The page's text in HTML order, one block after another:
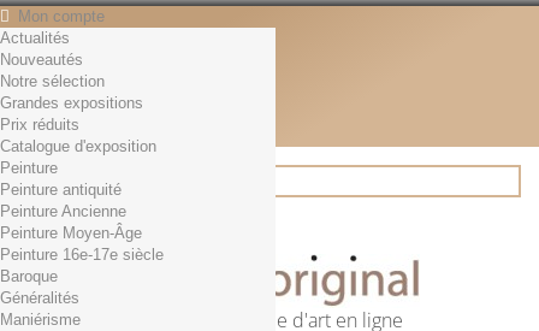
Mon compte
Contact
Français
English
Français
Actualités
Rechercher
Première librairie d'art en ligne
Actualités
Nouveautés
Notre sélection
Grandes expositions
Prix réduits
Catalogue d'exposition
Peinture
Peinture antiquité
Peinture Ancienne
Peinture Moyen-Âge
Peinture 16e-17e siècle
Baroque
Généralités
Maniérisme